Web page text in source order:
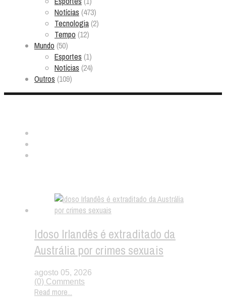
Notícias (473)
Tecnologia(2)
Tempo (12)
Mundo (50)
Esportes (1)
Notícias (24)
Outros (109)
Idoso Irlandês é extraditado da
Austrália por crimes sexuais
agosto 05, 2026
(0) Comments
Read more...